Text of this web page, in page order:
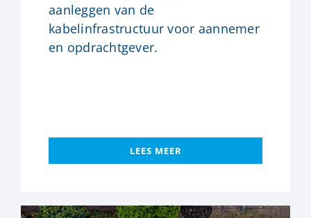
aanleggen van de
kabelinfrastructuur voor aannemer
en opdrachtgever.
LEES MEER